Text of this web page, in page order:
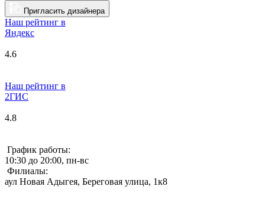
Пригласить дизайнера
Наш рейтинг в
Яндекс
4.6
Наш рейтинг в
2ГИС
4.8
График работы:
10:30 до 20:00, пн-вс
Филиалы:
аул Новая Адыгея, Береговая улица, 1к8